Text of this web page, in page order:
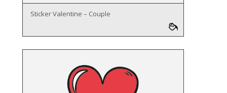
Sticker Valentine – Couple